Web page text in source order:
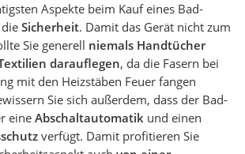
Aspekte beim Kauf eines Bad-
Sicherheit. Damit das Gerät nicht zum
Sie generell niemals Handtücher
darauflegen, da die Fasern bei
mit den Heizstäben Feuer fangen
Sie sich außerdem, dass der Bad-
eine Abschaltautomatik und einen
verfügt. Damit profitieren Sie